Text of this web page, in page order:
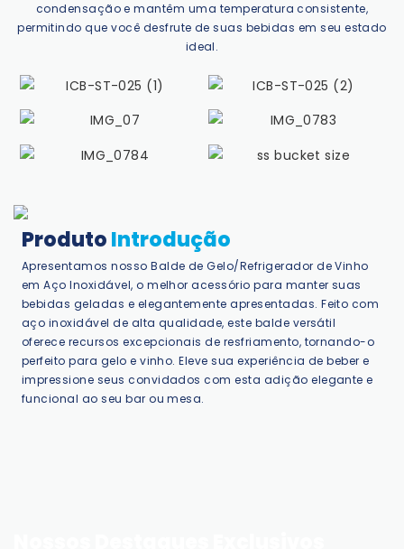
condensação e mantêm uma temperatura consistente,
permitindo que você desfrute de suas bebidas em seu estado
ideal.
ProdutoIntrodução
Apresentamos nosso Balde de Gelo/Refrigerador de Vinho
em Aço Inoxidável, o melhor acessório para manter suas
bebidas geladas e elegantemente apresentadas. Feito com
aço inoxidável de alta qualidade, este balde versátil
oferece recursos excepcionais de resfriamento, tornando-o
perfeito para gelo e vinho. Eleve sua experiência de beber e
impressione seus convidados com esta adição elegante e
funcional ao seu bar ou mesa.